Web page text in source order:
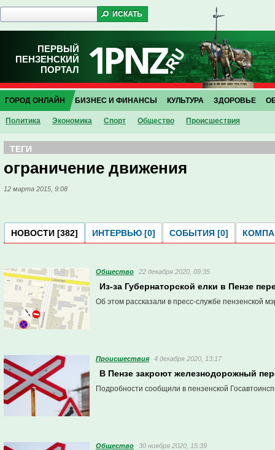
ПЕРВЫЙ
ПЕНЗЕНСКИЙ
ПОРТАЛ
ГОРОД ОНЛАЙН
Политика Экономика Спорт Общество Проиcшествия
БИЗНЕС И ФИНАНСЫ КУЛЬТУРА ЗДОРОВЬЕ
ТЕГИ
ограничение движения
12 марта 2015, 9:08
НОВОСТИ [382] ИНТЕРВЬЮ [0] СОБЫТИЯ [0]
Общество 22 декабря 2020, 09:35
Из-за Губернаторской елки в Пензе
Об этом рассказали в пресс-службе пензенской
Проиcшествия 4 декабря 2020, 13:17
В Пензе закроют железнодорожный
Подробности сообщили в пензенской
Общество 30 ноября 2020, 15:39